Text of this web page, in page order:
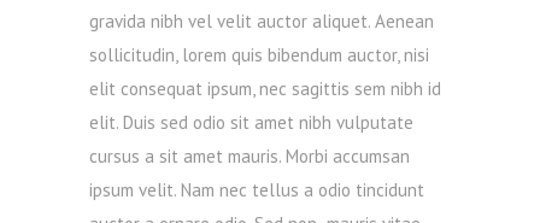
gravida nibh vel velit auctor aliquet. Aenean
sollicitudin, lorem quis bibendum auctor, nisi
elit consequat ipsum, nec sagittis sem nibh id
elit. Duis sed odio sit amet nibh vulputate
cursus a sit amet mauris. Morbi accumsan
ipsum velit. Nam nec tellus a odio tincidunt